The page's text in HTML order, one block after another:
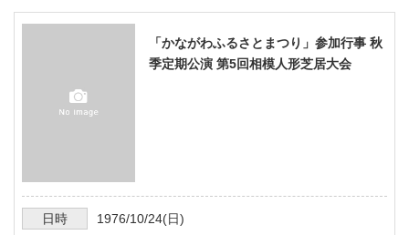
「かながわふるさとまつり」参加行事 秋
季定期公演 第5回相模人形芝居大会
日時 1976/10/24(日)